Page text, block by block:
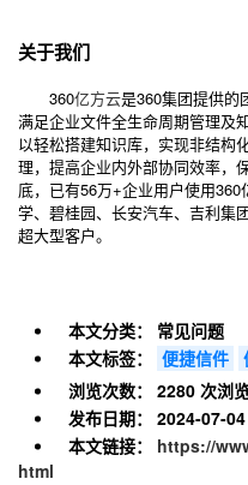
关于我们
360亿方云是360集团提供的
满足企业文件全生命周期管理及
以轻松搭建知识库，实现非结构
理，提高企业内外部协同效率，
底，已有56万+企业用户使用
学、碧桂园、长安汽车、吉利集
超大型客户。
本文分类：
常见问题
本文标签：
便捷信件
浏览次数：
2280 次浏
发布日期：
2024-07-
本文链接：
https://
html